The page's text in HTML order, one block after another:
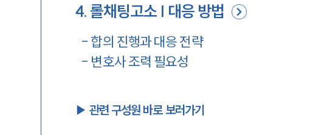
4.롤채팅고소 | 대응 방법
- 합의 진행과 대응 전략
- 변호사 조력 필요성
▶︎ 관련 구성원 바로 보러가기